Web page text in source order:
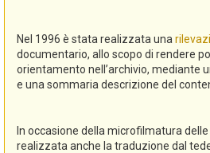
Nel 1996 è stata realizzata una
documentario, allo scopo di rendere
orientamento nell’archivio, mediante
e una sommaria descrizione del
In occasione della microfilmatura
realizzata anche la traduzione dal